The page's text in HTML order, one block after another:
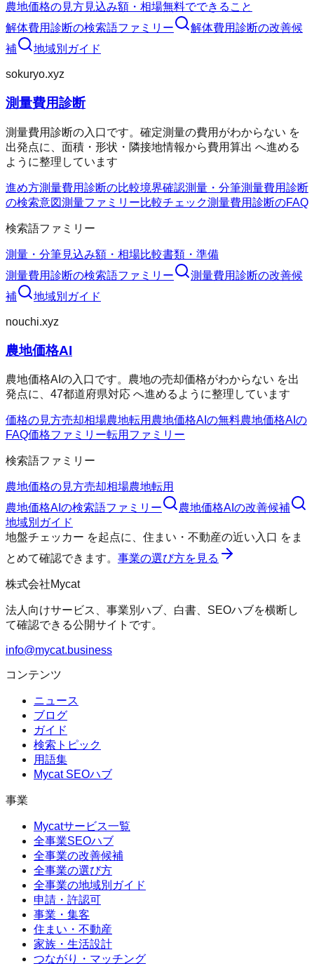
農地価格の見方見込み額・相場無料でできること
解体費用診断の検索語ファミリー 解体費用診断の改善候
補
地域別ガイド
sokuryo.xyz
測量費用診断
測量費用診断の入口です。確定測量の費用がわからない を
出発点に、面積・形状・隣接地情報から費用算出 へ進める
ように整理しています
進め方測量費用診断の比較境界確認測量・分筆測量費用診断
の検索意図測量ファミリー比較チェック測量費用診断のFAQ
検索語ファミリー
測量・分筆見込み額・相場比較書類・準備
測量費用診断の検索語ファミリー 測量費用診断の改善候
補
地域別ガイド
nouchi.xyz
農地価格AI
農地価格AIの入口です。農地の売却価格がわからない を出
発点に、47都道府県対応 へ進めるように整理しています
価格の見方売却相場農地転用 農地価格AIの無料農地価格AIの
FAQ価格ファミリー転用ファミリー
検索語ファミリー
農地価格の見方売却相場農地転用
農地価格AI の検索語ファミリー 農地価格AI の改善候補
地域別ガイド
地盤チェッカー を起点に、 住まい・不動産の近い入口 をま
とめて確認できます。 事業の選び方を見る
株式会社Mycat
法人向けサービス、事業別ハブ、白書、SEOハブを横断し
て確認できる公開サイトです。
info@mycat.business
コンテンツ
ニュース
ブログ
ガイド
検索トピック
用語集
Mycat SEOハブ
事業
Mycatサービス一覧
全事業SEOハブ
全事業の改善候補
全事業の選び方
全事業の地域別ガイド
申請・許認可
事業・集客
住まい・不動産
家族・生活設計
つながり・マッチング